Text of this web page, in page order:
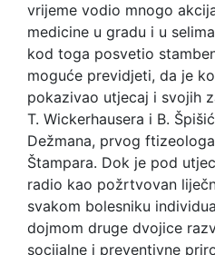
vrijeme vodio mnogo
medicine u gradu i u
kod toga posvetio
moguće previdjeti, da je
pokazivao utjecaj i svojih
T. Wickerhausera i B.
Dežmana, prvog
Štampara. Dok je pod
radio kao požrtvovan
svakom bolesniku
dojmom druge dvojice
socijalne i preventivne